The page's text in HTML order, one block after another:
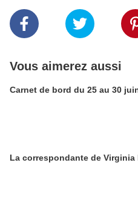
Vous aimerez aussi
Carnet de bord du 25 au 30
La correspondante de Virginia